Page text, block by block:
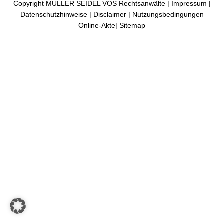
Copyright MÜLLER SEIDEL VOS Rechtsanwälte | Impressum |
Datenschutzhinweise| Disclaimer| Nutzungsbedingungen
Online-Akte| Sitemap